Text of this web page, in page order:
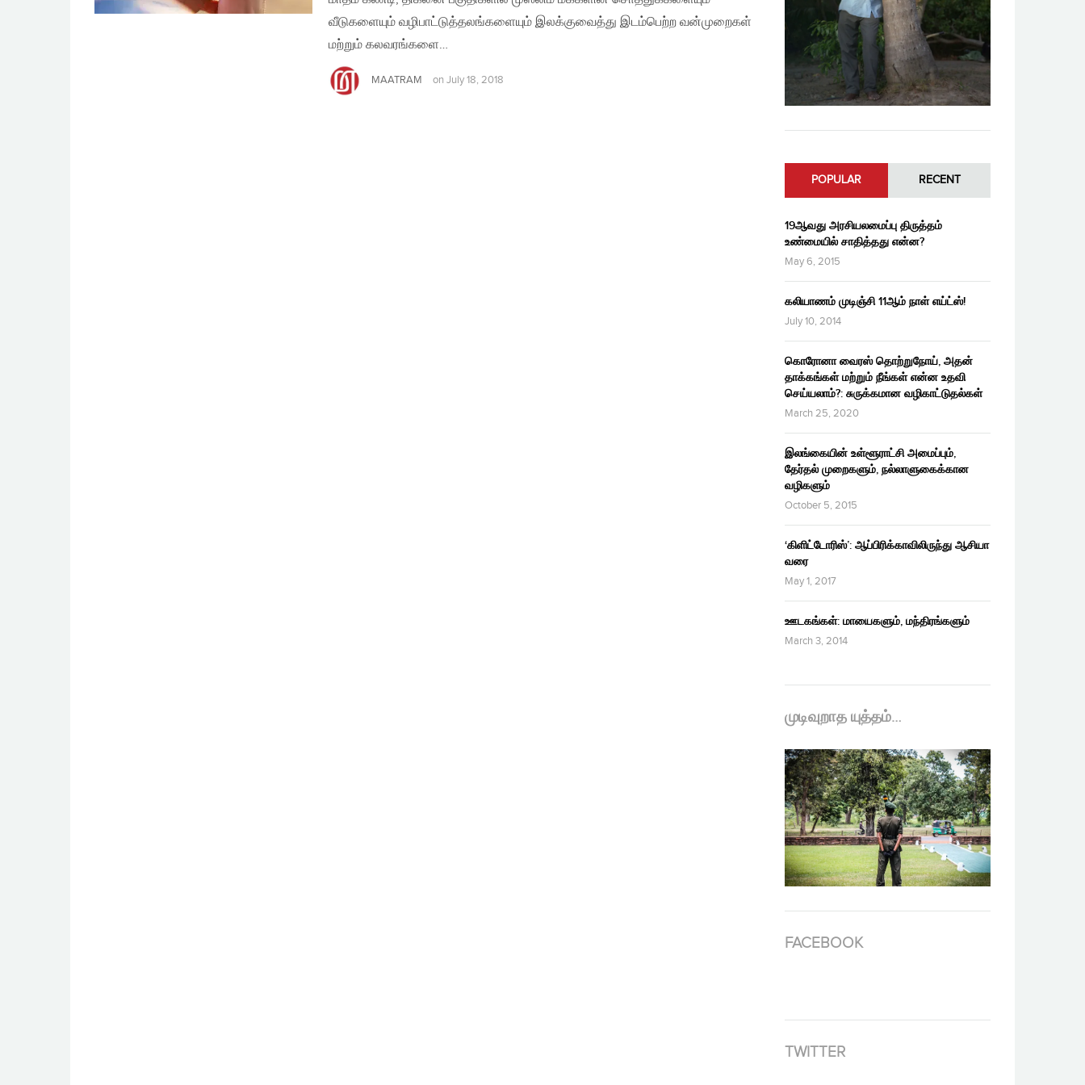
வீடுகளையும் வழிபாட்டுத்தலங்களையும் இலக்குவைத்து இடம்பெற்ற வன்முறைகள்
மற்றும் கலவரங்களை…
MAATRAM on July 18, 2018
POPULAR RECENT
19ஆவது அரசியலமைப்பு திருத்தம்
உண்மையில் சாதித்தது என்ன?
May 6, 2015
கலியாணம் முடிஞ்சி 11ஆம் நாள் எய்ட்ஸ்!
July 10, 2014
கொரோனா வைரஸ் தொற்றுநோய், அதன்
தாக்கங்கள் மற்றும் நீங்கள் என்ன உதவி
செய்யலாம்?: சுருக்கமான வழிகாட்டுதல்கள்
March 25, 2020
இலங்கையின் உள்ளூராட்சி அமைப்பும்,
தேர்தல் முறைகளும், நல்லாளுகைக்கான
வழிகளும்
October 5, 2015
‘கிளிட்டோரிஸ்’: ஆப்பிரிக்காவிலிருந்து ஆசியா
வரை
May 1, 2017
ஊடகங்கள்: மாயைகளும், மந்திரங்களும்
March 3, 2014
முடிவுறாத யுத்தம்…
FACEBOOK
TWITTER